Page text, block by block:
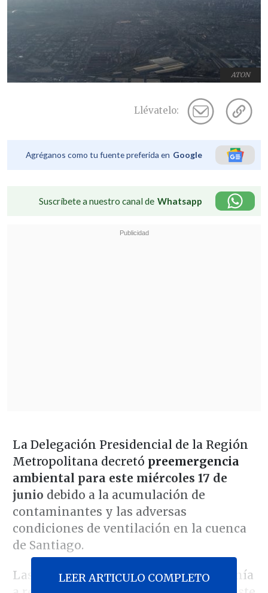
ATON
Llévatelo:
Agréganos como tu fuente preferida en Google
Suscríbete a nuestro canal de Whatsapp
La Delegación Presidencial de la Región
Metropolitana decretó preemergencia
ambiental para este miércoles 17 de
junio debido a la acumulación de
contaminantes y las adversas
condiciones de ventilación en la cuenca
de Santiago.
Las autoridades llamaron a la ciudadanía
LEER ARTICULO COMPLETO